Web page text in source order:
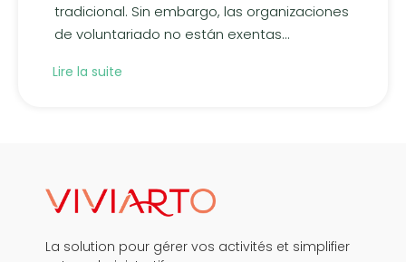
tradicional. Sin embargo, las organizaciones
de voluntariado no están exentas...
Lire la suite
La solution pour gérer vos activités et simplifier